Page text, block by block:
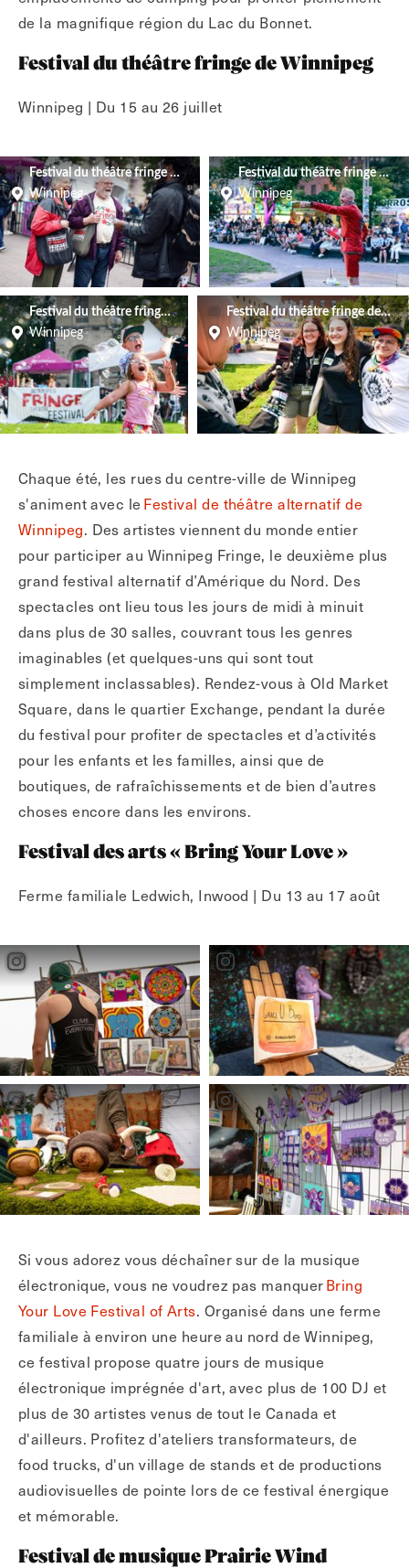
de la magnifique région du Lac du Bonnet.
Festival du théâtre fringe de Winnipeg
Winnipeg | Du 15 au 26 juillet
Festival du théâtre fringe de Winnipeg
Winnipeg
Festival du théâtre fringe de
Winnipeg
Festival du théâtre fringe de Winnipeg
Winnipeg
Festival du théâtre fringe de
Winnipeg
Chaque été, les rues du centre-ville de Winnipeg
s'animent avec le Festival de théâtre alternatif de
Winnipeg. Des artistes viennent du monde entier
pour participer au Winnipeg Fringe, le deuxième plus
grand festival alternatif d’Amérique du Nord. Des
spectacles ont lieu tous les jours de midi à minuit
dans plus de 30 salles, couvrant tous les genres
imaginables (et quelques-uns qui sont tout
simplement inclassables). Rendez-vous à Old Market
Square, dans le quartier Exchange, pendant la durée
du festival pour profiter de spectacles et d’activités
pour les enfants et les familles, ainsi que de
boutiques, de rafraîchissements et de bien d’autres
choses encore dans les environs.
Festival des arts « Bring Your Love »
Ferme familiale Ledwich, Inwood | Du 13 au 17 août
Si vous adorez vous déchaîner sur de la musique
électronique, vous ne voudrez pas manquerBring
Your Love Festival of Arts. Organisé dans une ferme
familiale à environ une heure au nord de Winnipeg,
ce festival propose quatre jours de musique
électronique imprégnée d'art, avec plus de 100 DJ et
plus de 30 artistes venus de tout le Canada et
d'ailleurs. Profitez d'ateliers transformateurs, de
food trucks, d'un village de stands et de productions
audiovisuelles de pointe lors de ce festival énergique
et mémorable.
Festival de musique Prairie Wind